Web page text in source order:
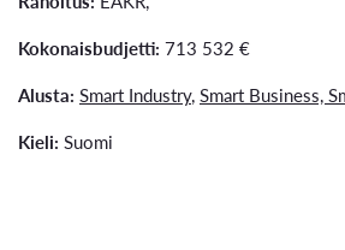
Kokonaisbudjetti: 713 532 €
Alusta: Smart Industry,Smart Business,
Kieli: Suomi